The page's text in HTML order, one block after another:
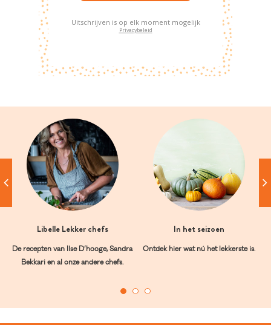
Uitschrijven is op elk moment mogelijk
Privacybeleid
Libelle Lekker chefs
De recepten van Ilse D’hooge, Sandra
Bekkari en al onze andere chefs.
In het seizoen
Ontdek hier wat nú het lekkerste is.